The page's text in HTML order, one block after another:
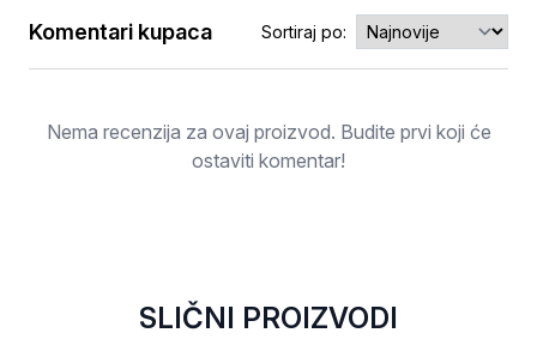
Ocjena
Komentari kupaca Sortiraj po:
Nema recenzija za ovaj proizvod. Budite prvi koji će
ostaviti komentar!
SLIČNI PROIZVODI